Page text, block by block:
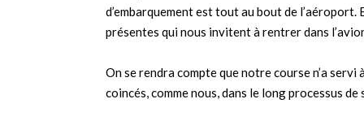
d’embarquement est tout au bout de
présentes qui nous invitent à rentrer dans
On se rendra compte que notre course n’a
coincés, comme nous, dans le long processus